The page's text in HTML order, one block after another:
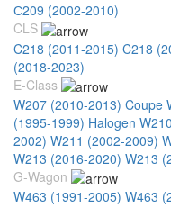
С209 (2002-2010)
CLS
C218 (2011-2015) C218
(2018-2023)
E-Class
W207 (2010-2013) Coupe
(1995-1999) Halogen
2002) W211 (2002-2009)
W213 (2016-2020) W213
G-Wagon
W463 (1991-2005) W463